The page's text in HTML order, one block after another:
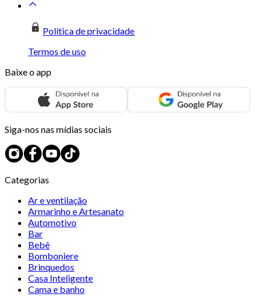
Política de privacidade
Termos de uso
Baixe o app
Siga-nos nas mídias sociais
Categorias
Ar e ventilação
Armarinho e Artesanato
Automotivo
Bar
Bebê
Bomboniere
Brinquedos
Casa Inteligente
Cama e banho